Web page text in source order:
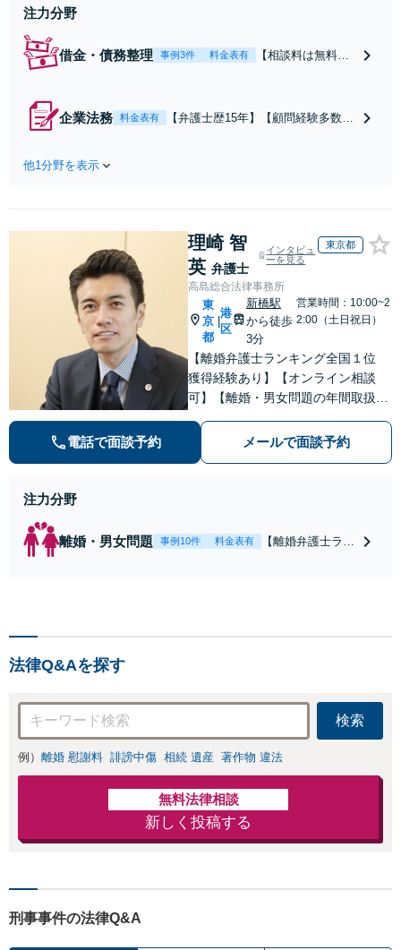
注力分野
借金・債務整理 事例3件 料金表有
【相談料は無料】
やすい弁護士がわ
の立て直しをサポ
ートします！【メ
ール相談／電話相
談可】
企業法務 料金表有
【弁護士歴15年】【顧問経験多数】
ください。悪質クレーマーには内容
休日相談可】
他1分野を表示
理崎 智
英 弁護士
インタビュ
ーを見る
東京都
高島総合法律事務所
東
京
都
港
区
新橋駅
から徒歩
3分
営業時間：10:00~2
2:00（土日祝日）
【離婚弁護士ランキング全国１位
獲得経験あり】【オンライン相談
可】【離婚・男女問題の年間取扱件
き寝入りしたくないという方は是非
ご相談ください。
電話で面談予約 メールで面談予約
注力分野
離婚・男女問題 事例10件 料金表有
【離婚弁護士ラン
で金銭的に満足で
きる解決を目指し
ます。
法律Q&Aを探す
検索
例） 離婚 慰謝料 誹謗中傷 相続 遺産 著作物 違法
無料法律相談
新しく投稿する
刑事事件の法律Q&A